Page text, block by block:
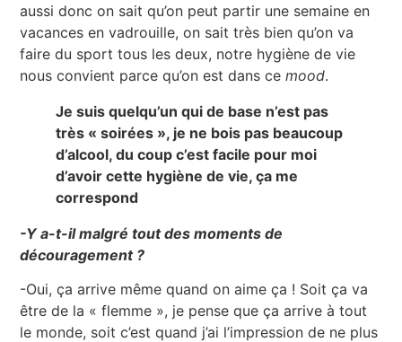
aussi donc on sait qu’on peut partir une semaine en
vacances en vadrouille, on sait très bien qu’on va
faire du sport tous les deux, notre hygiène de vie
nous convient parce qu’on est dans cemood.
Je suis quelqu’un qui de base n’est pas
très « soirées », je ne bois pas beaucoup
d’alcool, du coup c’est facile pour moi
d’avoir cette hygiène de vie, ça me
correspond
-Y a-t-il malgré tout des moments de
découragement ?
-Oui, ça arrive même quand on aime ça ! Soit ça va
être de la « flemme », je pense que ça arrive à tout
le monde, soit c’est quand j’ai l’impression de ne plus